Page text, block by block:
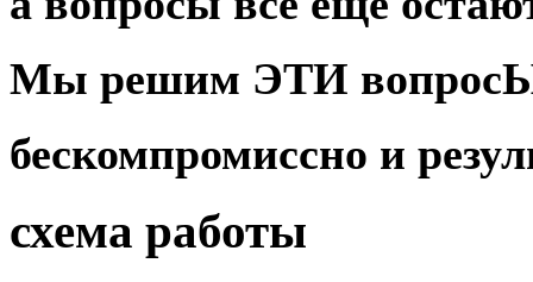
Мы решим ЭТИ
бескомпромиссно и
схема работы